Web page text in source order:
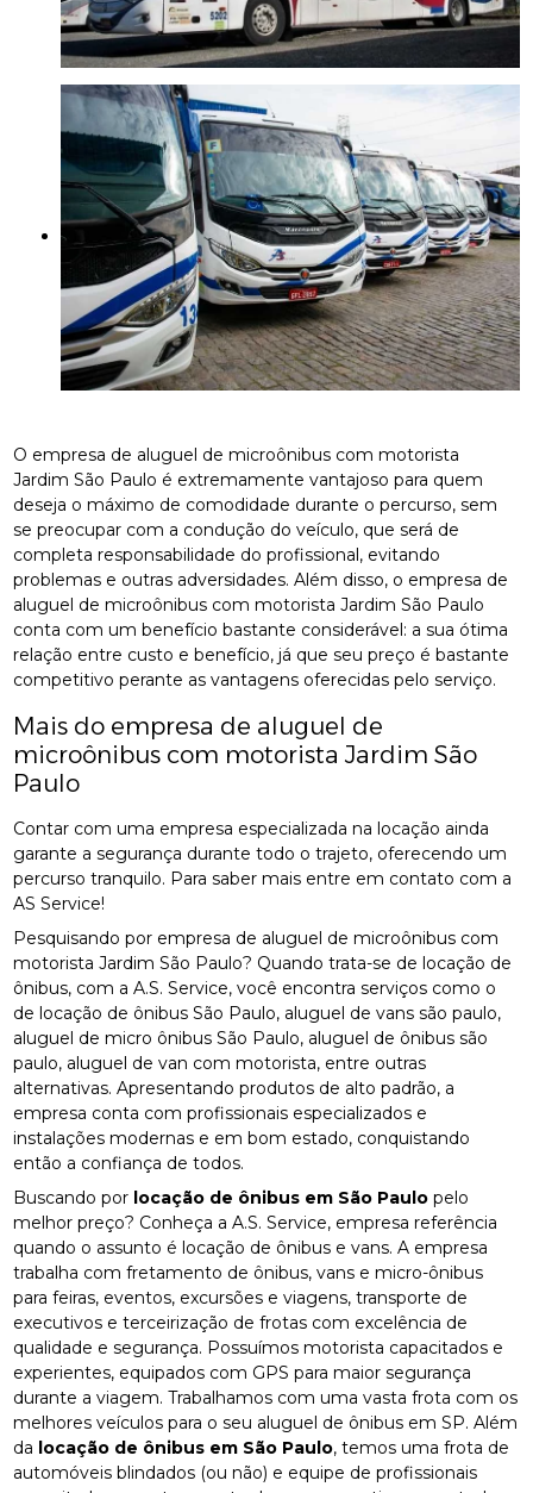
O empresa de aluguel de microônibus com motorista
Jardim São Paulo é extremamente vantajoso para quem
deseja o máximo de comodidade durante o percurso, sem
se preocupar com a condução do veículo, que será de
completa responsabilidade do profissional, evitando
problemas e outras adversidades. Além disso, o empresa de
aluguel de microônibus com motorista Jardim São Paulo
conta com um benefício bastante considerável: a sua ótima
relação entre custo e benefício, já que seu preço é bastante
competitivo perante as vantagens oferecidas pelo serviço.
Mais do empresa de aluguel de
microônibus com motorista Jardim São
Paulo
Contar com uma empresa especializada na locação ainda
garante a segurança durante todo o trajeto, oferecendo um
percurso tranquilo. Para saber mais entre em contato com a
AS Service!
Pesquisando por empresa de aluguel de microônibus com
motorista Jardim São Paulo? Quando trata-se de locação de
ônibus, com a A.S. Service, você encontra serviços como o
de locação de ônibus São Paulo, aluguel de vans são paulo,
aluguel de micro ônibus São Paulo, aluguel de ônibus são
paulo, aluguel de van com motorista, entre outras
alternativas. Apresentando produtos de alto padrão, a
empresa conta com profissionais especializados e
instalações modernas e em bom estado, conquistando
então a confiança de todos.
Buscando por locação de ônibus em São Paulo pelo
melhor preço? Conheça a A.S. Service, empresa referência
quando o assunto é locação de ônibus e vans. A empresa
trabalha com fretamento de ônibus, vans e micro-ônibus
para feiras, eventos, excursões e viagens, transporte de
executivos e terceirização de frotas com excelência de
qualidade e segurança. Possuímos motorista capacitados e
experientes, equipados com GPS para maior segurança
durante a viagem. Trabalhamos com uma vasta frota com os
melhores veículos para o seu aluguel de ônibus em SP. Além
da locação de ônibus em São Paulo, temos uma frota de
automóveis blindados (ou não) e equipe de profissionais